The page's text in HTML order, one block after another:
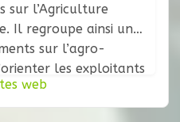
sur l’Agriculture
Il regroupe ainsi un
sur l’agro-
les exploitants
plus respectueuses
En dehors des
web